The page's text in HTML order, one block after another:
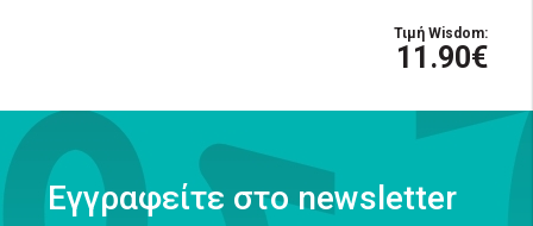
Τιμή Wisdom:
11.90€
Εγγραφείτε στο newsletter